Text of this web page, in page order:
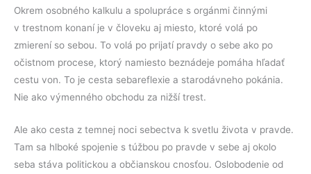
Okrem osobného kalkulu a spolupráce s orgánmi činnými
v trestnom konaní je v človeku aj miesto, ktoré volá po
zmierení so sebou. To volá po prijatí pravdy o sebe ako po
očistnom procese, ktorý namiesto beznádeje pomáha hľadať
cestu von. To je cesta sebareflexie a starodávneho pokánia.
Nie ako výmenného obchodu za nižší trest.
Ale ako cesta z temnej noci sebectva k svetlu života v pravde.
Tam sa hlboké spojenie s túžbou po pravde v sebe aj okolo
seba stáva politickou a občianskou cnosťou. Oslobodenie od